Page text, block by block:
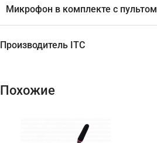
Микрофон в комплекте с пультом
Производитель ITC
Похожие